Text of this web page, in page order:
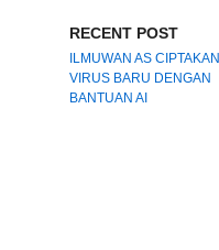
RECENT POST
ILMUWAN AS CIPTAKAN
VIRUS BARU DENGAN
BANTUAN AI